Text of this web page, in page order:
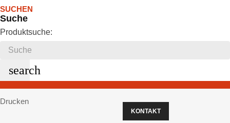
SUCHEN
Suche
Produktsuche:
search
Drucken
KONTAKT